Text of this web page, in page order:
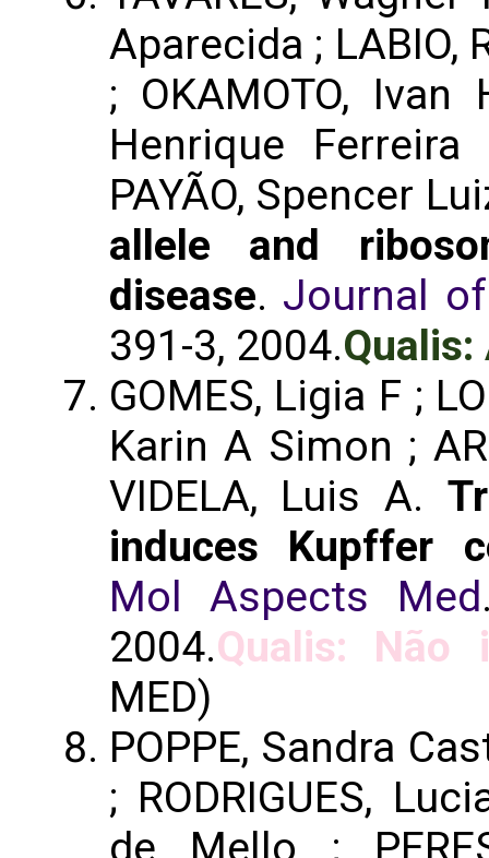
Aparecida ; LABIO,
; OKAMOTO, Ivan
Henrique
PAYÃO, Spencer
allele and
disease. Journal
391-3, 2004.Qualis:
GOMES, Ligia F ;
Karin A Simon ;
VIDELA, Luis A.
induces Kupffer
Mol Aspects Med
2004.Qualis: Não
MED)
POPPE, Sandra
; RODRIGUES,